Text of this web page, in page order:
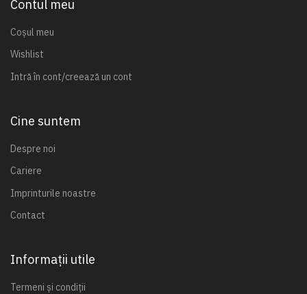
Contul meu
Coșul meu
Wishlist
Intră în cont/creează un cont
Cine suntem
Despre noi
Cariere
Imprinturile noastre
Contact
Informații utile
Termeni și condiții